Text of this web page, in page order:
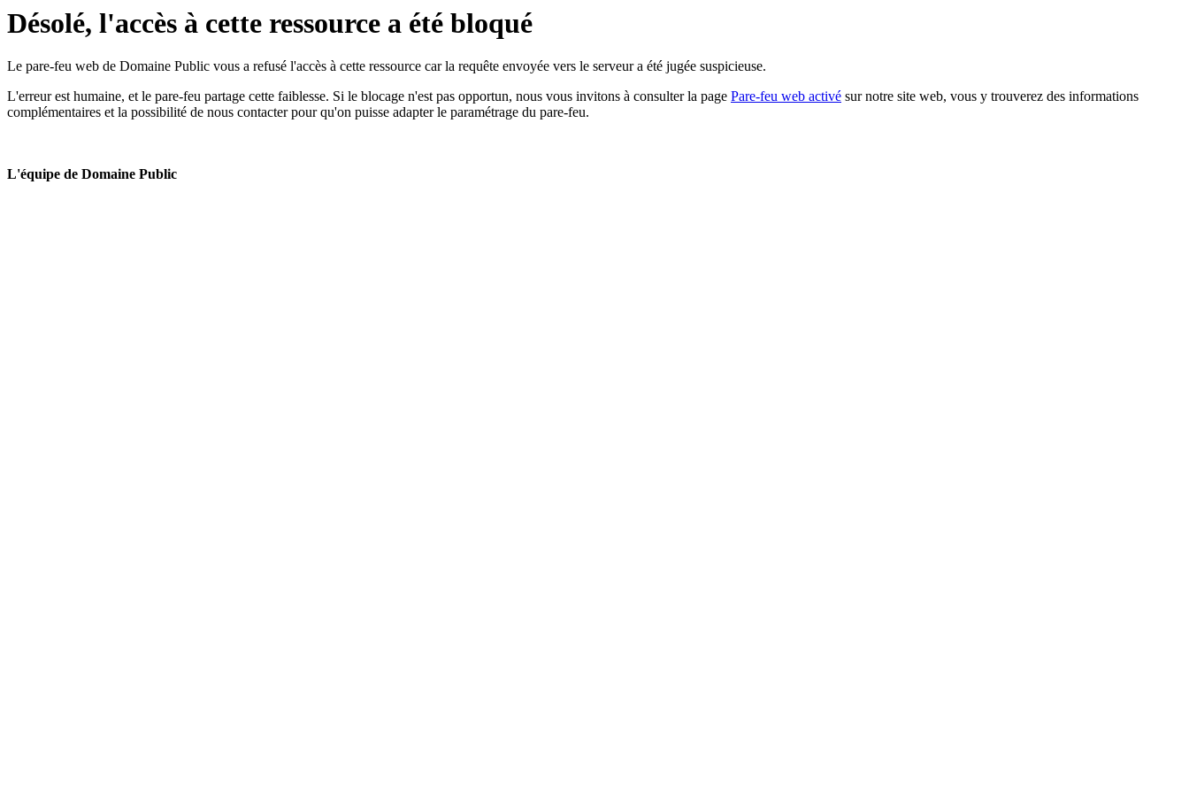
Désolé, l'accès à cette ressource a été bloqué
Le pare-feu web de Domaine Public vous a refusé l'accès à cette ressource car la requête envoyée vers le serveur a été jugée suspicieuse.
L'erreur est humaine, et le pare-feu partage cette faiblesse. Si le blocage n'est pas opportun, nous vous invitons à consulter la page Pare-feu web activé sur notre site web, vous y trouverez des informations
complémentaires et la possibilité de nous contacter pour qu'on puisse adapter le paramétrage du pare-feu.
L'équipe de Domaine Public